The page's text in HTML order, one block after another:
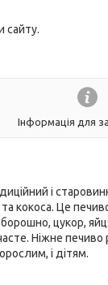
сайту.
Інформація для
і
кокоса. Це
цукор,
Ніжне печиво
і дітям.